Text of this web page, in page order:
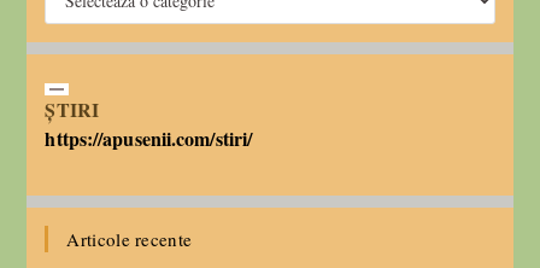
ȘTIRI
https://apusenii.com/stiri/
Articole recente